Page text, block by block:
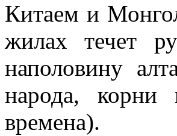
Китаем и
жилах течет
наполовину
народа, корни
времена).